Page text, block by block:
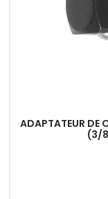
ADAPTATEUR DE
(3/